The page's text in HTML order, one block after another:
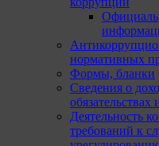
нормативных
Формы, бланки
Сведения о
Деятельность
требований к